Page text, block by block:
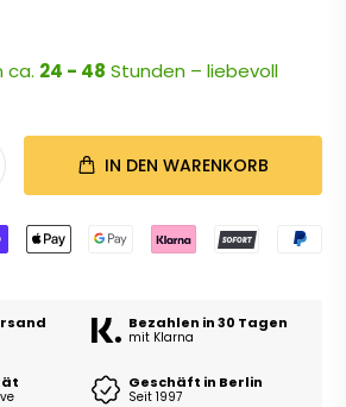
ca. 24 - 48 Stunden – liebevoll
IN DEN WARENKORB
Bezahlen in 30 Tagen
mit Klarna
Geschäft in Berlin
Seit 1997